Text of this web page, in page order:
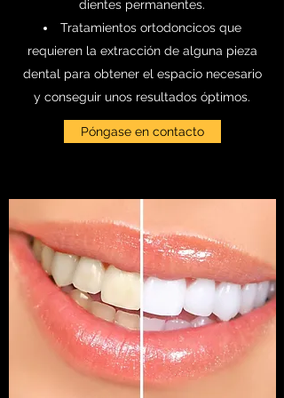
dientes permanentes.
Tratamientos ortodoncicos que
requieren la extracción de alguna pieza
dental para obtener el espacio necesario
y conseguir unos resultados óptimos.
Póngase en contacto